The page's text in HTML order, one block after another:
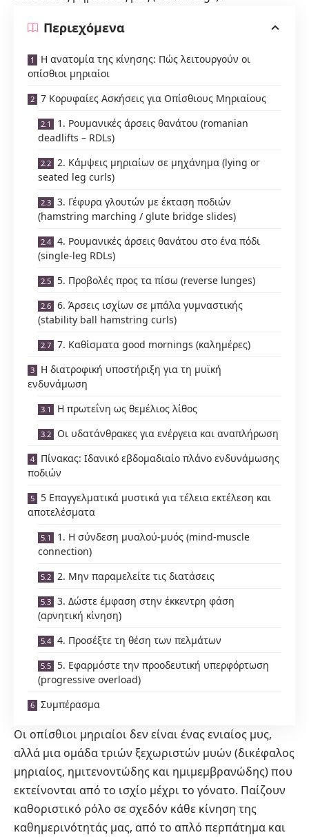
Περιεχόμενα
Η ανατομία της κίνησης: Πώς λειτουργούν οι
οπίσθιοι μηριαίοι
7 Κορυφαίες Ασκήσεις για Οπίσθιους Μηριαίους
1. Ρουμανικές άρσεις θανάτου (romanian
deadlifts – RDLs)
2. Κάμψεις μηριαίων σε μηχάνημα (lying or
seated leg curls)
3. Γέφυρα γλουτών με έκταση ποδιών
(hamstring marching / glute bridge slides)
4. Ρουμανικές άρσεις θανάτου στο ένα πόδι
(single-leg RDLs)
5. Προβολές προς τα πίσω (reverse lunges)
6. Άρσεις ισχίων σε μπάλα γυμναστικής
(stability ball hamstring curls)
7. Καθίσματα good mornings (καλημέρες)
Η διατροφική υποστήριξη για τη μυϊκή
ενδυνάμωση
Η πρωτεΐνη ως θεμέλιος λίθος
Οι υδατάνθρακες για ενέργεια και αναπλήρωση
Πίνακας: Ιδανικό εβδομαδιαίο πλάνο ενδυνάμωσης
ποδιών
5 Επαγγελματικά μυστικά για τέλεια εκτέλεση και
αποτελέσματα
1. Η σύνδεση μυαλού-μυός (mind-muscle
connection)
2. Μην παραμελείτε τις διατάσεις
3. Δώστε έμφαση στην έκκεντρη φάση
(αρνητική κίνηση)
4. Προσέξτε τη θέση των πελμάτων
5. Εφαρμόστε την προοδευτική υπερφόρτωση
(progressive overload)
Συμπέρασμα
Οι οπίσθιοι μηριαίοι δεν είναι ένας ενιαίος μυς,
αλλά μια ομάδα τριών ξεχωριστών μυών (δικέφαλος
μηριαίος, ημιτενοντώδης και ημιμεμβρανώδης) που
εκτείνονται από το ισχίο μέχρι το γόνατο. Παίζουν
καθοριστικό ρόλο σε σχεδόν κάθε κίνηση της
καθημερινότητάς μας, από το απλό περπάτημα και